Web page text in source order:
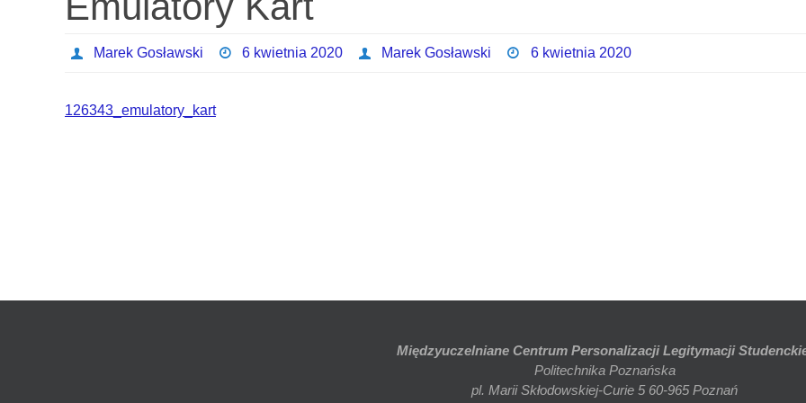
Marek Gosławski 6 kwietnia 2020 Marek Gosławski 6 kwietnia 2020
126343_emulatory_kart
Międzyuczelniane Centrum Personalizacji Legitymacji
Politechnika Poznańska
pl. Marii Skłodowskiej-Curie 5 60-965 Poznań